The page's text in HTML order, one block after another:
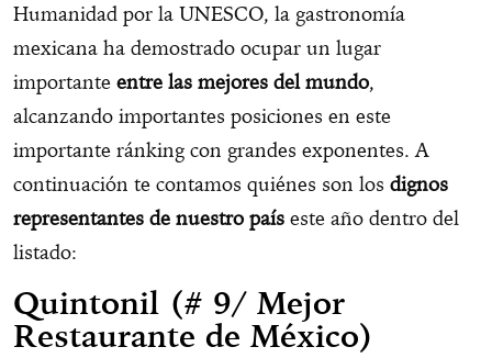
Humanidad por la UNESCO, la gastronomía
mexicana ha demostrado ocupar un lugar
importante entre las mejores del mundo,
alcanzando importantes posiciones en este
importante ránking con grandes exponentes. A
continuación te contamos quiénes son los dignos
representantes de nuestro país este año dentro del
listado:
Quintonil (# 9/ Mejor
Restaurante de México)